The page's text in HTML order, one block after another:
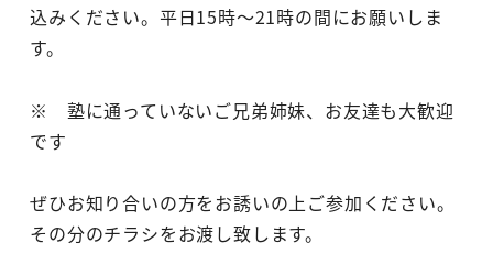
込みください。平日15時～21時の間にお願いしま
す。
※ 塾に通っていないご兄弟姉妹、お友達も大歓迎
です
ぜひお知り合いの方をお誘いの上ご参加ください。
その分のチラシをお渡し致します。